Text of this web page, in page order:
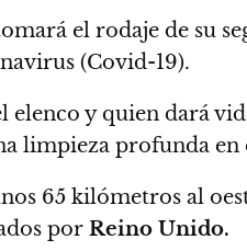
el rodaje de su
(Covid-19).
y quien dará
limpieza profunda en
65 kilómetros al
por Reino Unido.